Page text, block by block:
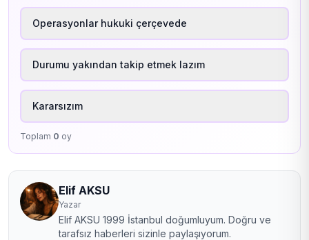
Operasyonlar hukuki çerçevede
Durumu yakından takip etmek lazım
Kararsızım
Toplam 0 oy
Elif AKSU
Yazar
Elif AKSU 1999 İstanbul doğumluyum. Doğru ve
tarafsız haberleri sizinle paylaşıyorum.